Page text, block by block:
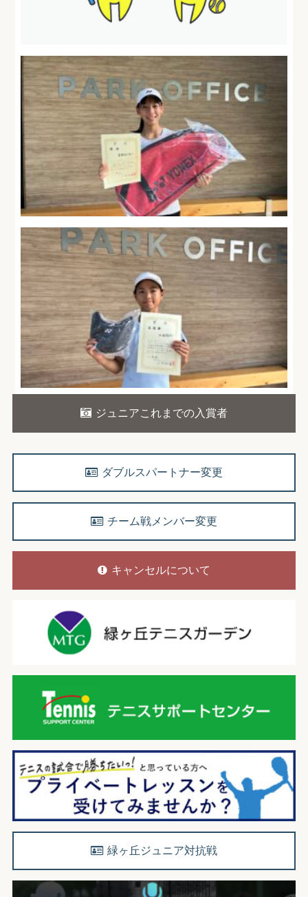
ジュニアこれまでの入賞者
ダブルスパートナー変更
チーム戦メンバー変更
キャンセルについて
緑ヶ丘ジュニア対抗戦